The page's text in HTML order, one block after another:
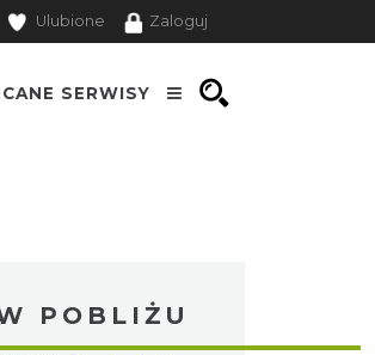
Ulubione Zaloguj
SERWISY
POBLIŻU